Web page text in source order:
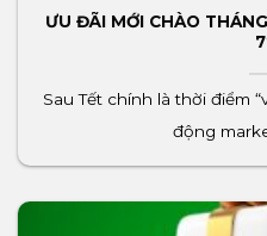
ƯU ĐÃI MỚI CHÀO
Sau Tết chính là thời điểm
động